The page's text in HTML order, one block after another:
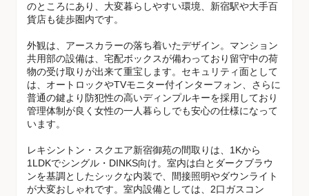
のところにあり、大変暮らしやすい環境、新宿駅や大手百
貨店も徒歩圏内です。
外観は、アースカラーの落ち着いたデザイン。マンション
共用部の設備は、宅配ボックスが備わっており留守中の荷
物の受け取りが出来て重宝します。セキュリティ面として
は、オートロックやTVモニター付インターフォン、さらに
普通の鍵より防犯性の高いディンプルキーを採用しており
管理体制が良く女性の一人暮らしでも安心の仕様になって
います。
レキシントン・スクエア新宿御苑の間取りは、1Kから
1LDKでシングル・DINKS向け。室内は白とダークブラウ
ンを基調としたシックな内装で、間接照明やダウンライト
が大変おしゃれです。室内設備としては、2口ガスコン